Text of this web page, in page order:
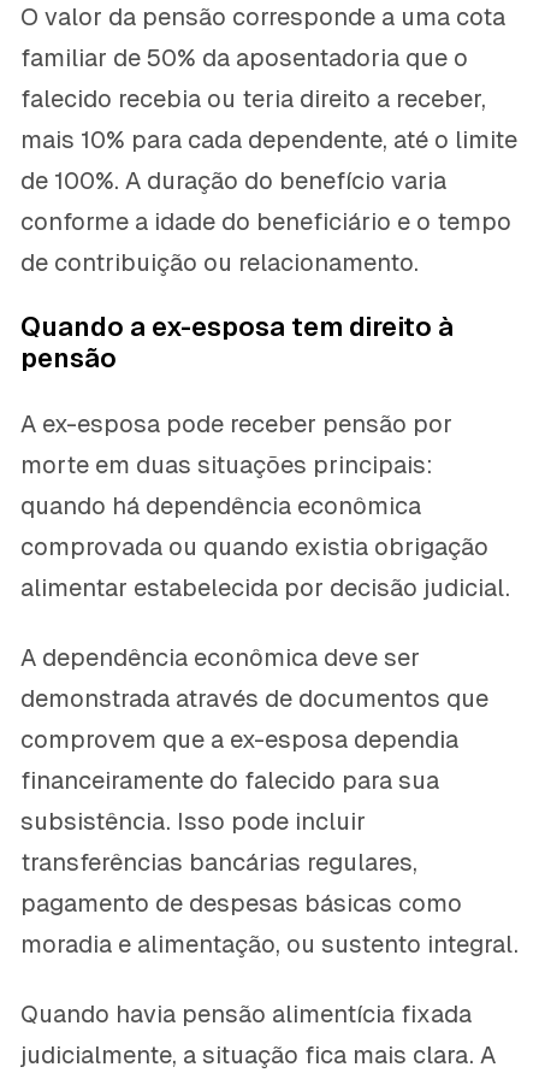
O valor da pensão corresponde a uma cota
familiar de 50% da aposentadoria que o
falecido recebia ou teria direito a receber,
mais 10% para cada dependente, até o limite
de 100%. A duração do benefício varia
conforme a idade do beneficiário e o tempo
de contribuição ou relacionamento.
Quando a ex-esposa tem direito à
pensão
A ex-esposa pode receber pensão por
morte em duas situações principais:
quando há dependência econômica
comprovada ou quando existia obrigação
alimentar estabelecida por decisão judicial.
A dependência econômica deve ser
demonstrada através de documentos que
comprovem que a ex-esposa dependia
financeiramente do falecido para sua
subsistência. Isso pode incluir
transferências bancárias regulares,
pagamento de despesas básicas como
moradia e alimentação, ou sustento integral.
Quando havia pensão alimentícia fixada
judicialmente, a situação fica mais clara. A